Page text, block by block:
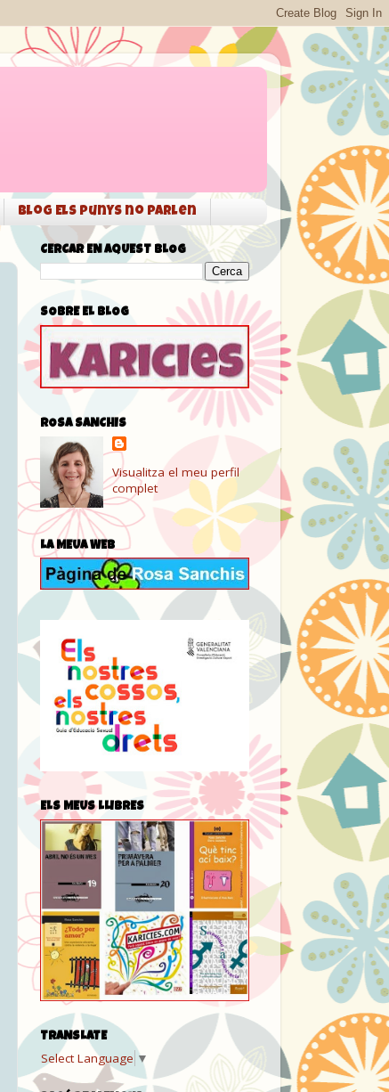
Blog Els punys no parlen
CERCAR EN AQUEST BLOG
SOBRE EL BLOG
ROSA SANCHIS
Visualitza el meu perfil
complet
LA MEUA WEB
ELS MEUS LLIBRES
TRANSLATE
Select Language ▼